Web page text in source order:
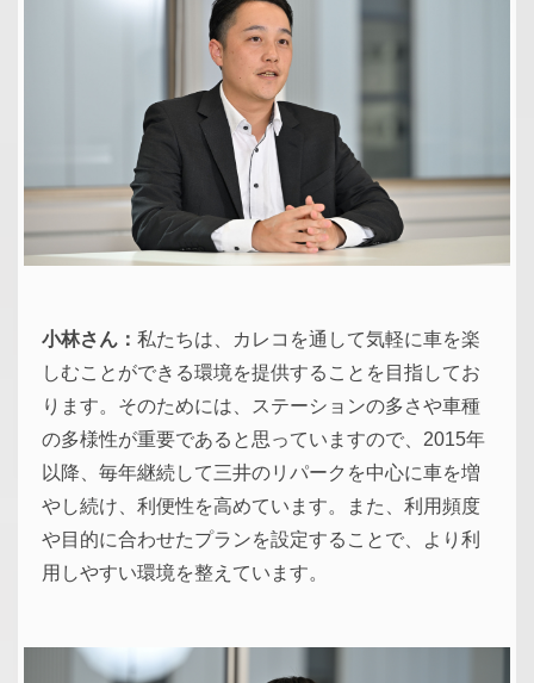
小林さん： 私たちは、カレコを通して気軽に車を楽
しむことができる環境を提供することを目指してお
ります。そのためには、ステーションの多さや車種
の多様性が重要であると思っていますので、2015年
以降、毎年継続して三井のリパークを中心に車を増
やし続け、利便性を高めています。また、利用頻度
や目的に合わせたプランを設定することで、より利
用しやすい環境を整えています。